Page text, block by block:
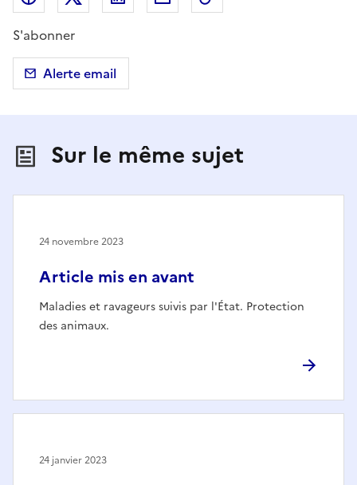
S'abonner
Alerte email
Sur le même sujet
Article mis en avant
Maladies et ravageurs suivis par l'État. Protection
des animaux.
24 novembre 2023
24 janvier 2023